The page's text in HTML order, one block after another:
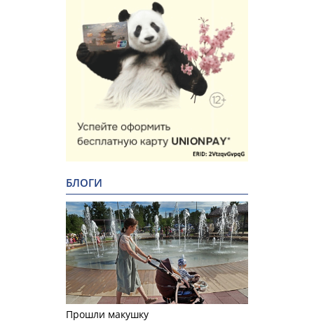
БЛОГИ
Прошли макушку